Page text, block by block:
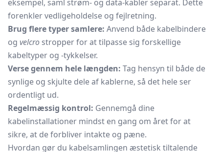
eksempel, saml strøm- og data-kabler separat. Dette
forenkler vedligeholdelse og fejlretning.
Brug flere typer samlere: Anvend både kabelbindere
og velcro stropper for at tilpasse sig forskellige
kabeltyper og -tykkelser.
Verse gennem hele længden: Tag hensyn til både de
synlige og skjulte dele af kablerne, så det hele ser
ordentligt ud.
Regelmæssig kontrol: Gennemgå dine
kabelinstallationer mindst en gang om året for at
sikre, at de forbliver intakte og pæne.
Hvordan gør du kabelsamlingen æstetisk tiltalende